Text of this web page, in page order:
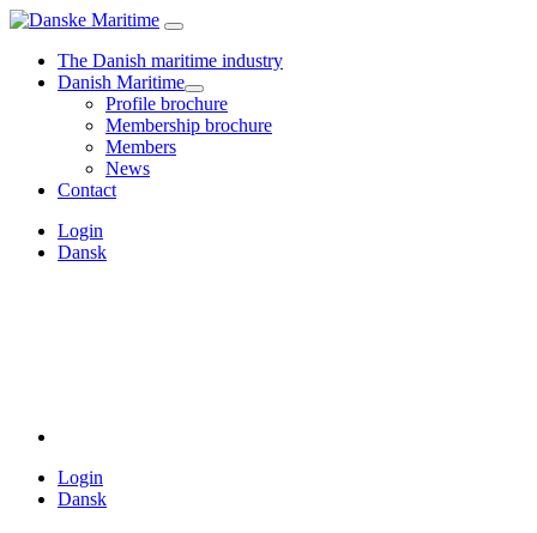
The Danish maritime industry
Danish Maritime
Profile brochure
Membership brochure
Members
News
Contact
Login
Dansk
Login
Dansk